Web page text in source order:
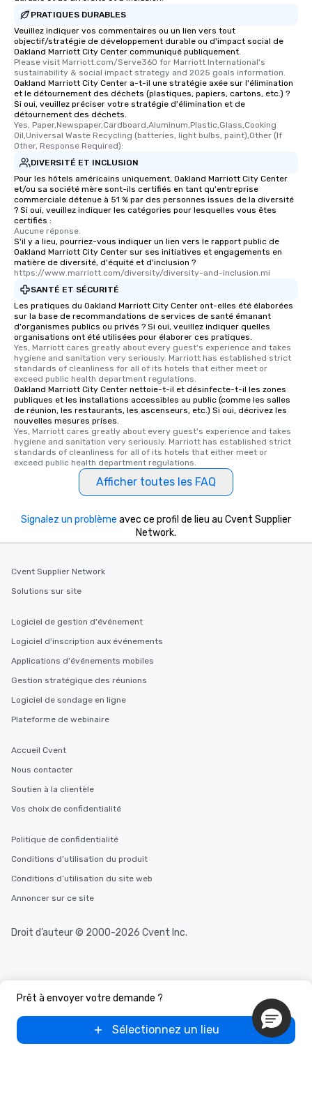
PRATIQUES DURABLES
Veuillez indiquer vos commentaires ou un lien vers tout
objectif/stratégie de développement durable ou d'impact social de
Oakland Marriott City Center communiqué publiquement.
Please visit Marriott.com/Serve360 for Marriott International's
sustainability & social impact strategy and 2025 goals information.
Oakland Marriott City Center a-t-il une stratégie axée sur l'élimination
et le détournement des déchets (plastiques, papiers, cartons, etc.) ?
Si oui, veuillez préciser votre stratégie d'élimination et de
détournement des déchets.
Yes, Paper,Newspaper,Cardboard,Aluminum,Plastic,Glass,Cooking
Oil,Universal Waste Recycling (batteries, light bulbs, paint),Other (If
Other, Response Required):
DIVERSITÉ ET INCLUSION
Pour les hôtels américains uniquement, Oakland Marriott City Center
et/ou sa société mère sont-ils certifiés en tant qu'entreprise
commerciale détenue à 51 % par des personnes issues de la diversité
? Si oui, veuillez indiquer les catégories pour lesquelles vous êtes
certifiés :
Aucune réponse.
S'il y a lieu, pourriez-vous indiquer un lien vers le rapport public de
Oakland Marriott City Center sur ses initiatives et engagements en
matière de diversité, d'équité et d'inclusion ?
https://www.marriott.com/diversity/diversity-and-inclusion.mi
SANTÉ ET SÉCURITÉ
Les pratiques du Oakland Marriott City Center ont-elles été élaborées
sur la base de recommandations de services de santé émanant
d'organismes publics ou privés ? Si oui, veuillez indiquer quelles
organisations ont été utilisées pour élaborer ces pratiques.
Yes, Marriott cares greatly about every guest's experience and takes
hygiene and sanitation very seriously. Marriott has established strict
standards of cleanliness for all of its hotels that either meet or
exceed public health department regulations.
Oakland Marriott City Center nettoie-t-il et désinfecte-t-il les zones
publiques et les installations accessibles au public (comme les salles
de réunion, les restaurants, les ascenseurs, etc.) Si oui, décrivez les
nouvelles mesures prises.
Yes, Marriott cares greatly about every guest's experience and takes
hygiene and sanitation very seriously. Marriott has established strict
standards of cleanliness for all of its hotels that either meet or
exceed public health department regulations.
Afficher toutes les FAQ
Prêt à envoyer votre demande ?
Sélectionnez un lieu
Signalez un problème avec ce profil de lieu au Cvent Supplier
Network.
Cvent Supplier Network
Solutions sur site
Logiciel de gestion d'événement
Logiciel d'inscription aux événements
Applications d'événements mobiles
Gestion stratégique des réunions
Logiciel de sondage en ligne
Plateforme de webinaire
Accueil Cvent
Nous contacter
Soutien à la clientèle
Vos choix de confidentialité
Politique de confidentialité
Conditions d’utilisation du produit
Conditions d’utilisation du site web
Annoncer sur ce site
Droit d’auteur © 2000-2026 Cvent Inc.